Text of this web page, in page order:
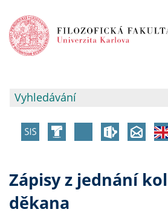
Zápisy z jednání
děkana